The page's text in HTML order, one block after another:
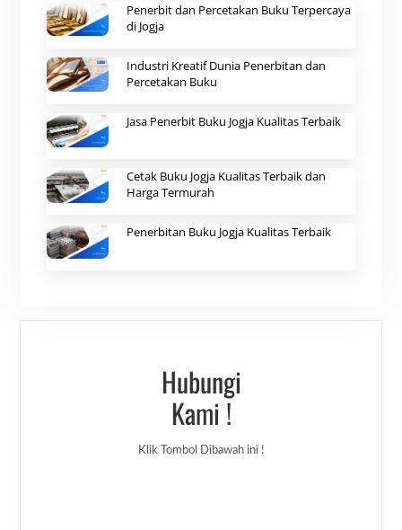
Penerbit dan Percetakan Buku Terpercaya
di Jogja
Industri Kreatif Dunia Penerbitan dan
Percetakan Buku
Jasa Penerbit Buku Jogja Kualitas Terbaik
Cetak Buku Jogja Kualitas Terbaik dan
Harga Termurah
Penerbitan Buku Jogja Kualitas Terbaik
Hubungi
Kami !
Klik Tombol Dibawah ini !